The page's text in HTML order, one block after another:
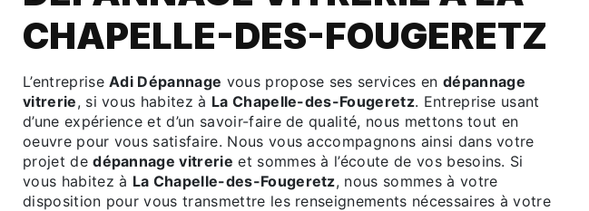
CHAPELLE-DES-FOUGERETZ
L’entrepriseAdi Dépannage vous propose ses services en dépannage
vitrerie, si vous habitez à La Chapelle-des-Fougeretz. Entreprise usant
d’une expérience et d’un savoir-faire de qualité, nous mettons tout en
oeuvre pour vous satisfaire. Nous vous accompagnons ainsi dans votre
projet dedépannage vitrerie et sommes à l’écoute de vos besoins. Si
vous habitez à La Chapelle-des-Fougeretz, nous sommes à votre
disposition pour vous transmettre les renseignements nécessaires à votre